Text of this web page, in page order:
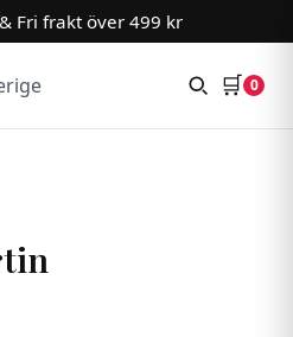
Fri frakt över 499 kr
🛒 0